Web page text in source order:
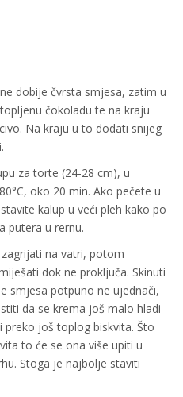
dobije čvrsta smjesa, zatim u
čokoladu te na kraju
Na kraju u to dodati snijeg
za torte (24-28 cm), u
oko 20 min. Ako pečete u
kalup u veći pleh kako po
putera u rernu.
na vatri, potom
dok ne proključa. Skinuti
smjesa potpuno ne ujednači,
da se krema još malo hladi
još toplog biskvita. Što
to će se ona više upiti u
Stoga je najbolje staviti